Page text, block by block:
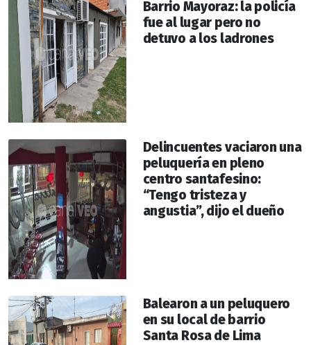
Barrio Mayoraz: la policía
fue al lugar pero no
detuvo a los ladrones
Delincuentes vaciaron una
peluquería en pleno
centro santafesino:
“Tengo tristeza y
angustia”, dijo el dueño
Balearon a un peluquero
en su local de barrio
Santa Rosa de Lima